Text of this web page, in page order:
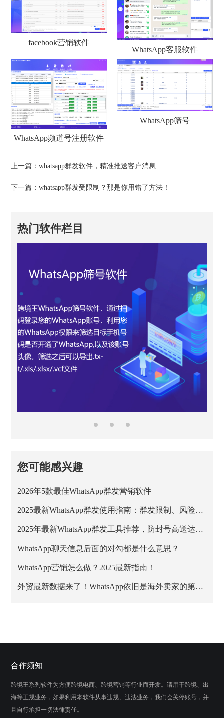
facebook营销软件
WhatsApp客服软件
WhatsApp频道号注册软件
WhatsApp筛号
上一篇：whatsapp群发软件，精准推送客户消息
下一篇：whatsapp群发受限制？那是你用错了方法！
热门软件栏目
您可能感兴趣
2026年5款最佳WhatsApp群发营销软件
2025最新WhatsApp群发使用指南：群发限制、风险与安全方案解析
2025年最新WhatsApp群发工具推荐，防封号高送达率方案
WhatsApp聊天信息后面的对勾都是什么意思？
WhatsApp营销怎么做？2025最新指南！
外贸最新数据来了！WhatsApp依旧是海外卖家的第一阵地
合作须知
跨境王系列软件为方便跨境电商、跨境营销等行业而开发。请用于跨境、出
海等正规业务，如果利用本软件从事违规、违法业务，我们会关停账号，并
且自行承担一切法律责任。